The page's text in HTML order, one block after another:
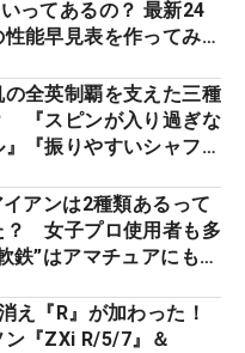
ってあるの？ 最新24
性能早見表を作ってみ
の全英制覇を支えた三種
『スピンが入り過ぎな
』『振りやすいシャフ
子プロセッティング
イアンは2種類あるって
？ 女子プロ使用者も多
鉄”はアマチュアにもオ
え『R』が加わった！
ン『ZXi R/5/7』＆